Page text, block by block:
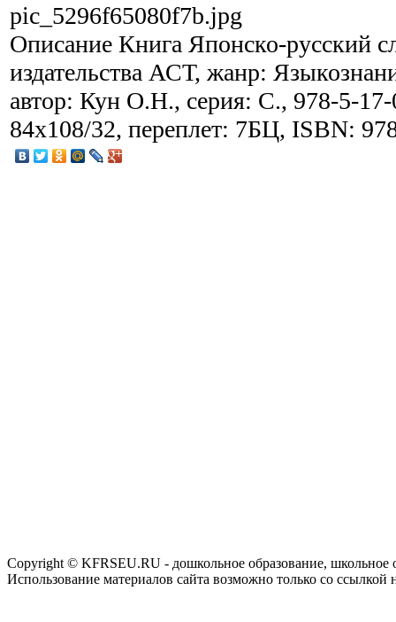
pic_5296f65080f7b.jpg
Описание Книга Японско-русский
издательства АСТ, жанр:
автор: Кун О.Н., серия: С., 978-5-17-
84x108/32, переплет: 7БЦ, ISBN:
Copyright © KFRSEU.RU - дошкольное образование, школьное
Использование материалов сайта возможно только со ссылкой